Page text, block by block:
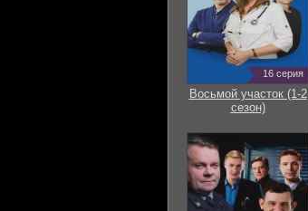
16 серия
Восьмой участок (1-2
сезон)